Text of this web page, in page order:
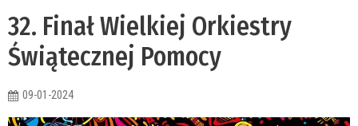
32. Finał Wielkiej Orkiestry
Świątecznej Pomocy
09-01-2024